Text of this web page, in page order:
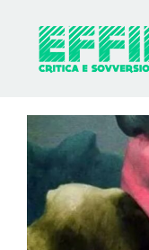
contenuto